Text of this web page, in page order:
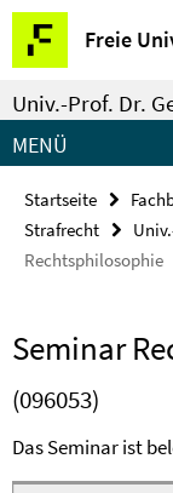
Springe
direkt
zu
Inhalt
Freie
Service-
Navigation
Univ.-Prof. Dr.
MENÜ
Startseite
Strafrecht
Rechtsphilosophie
Seminar
(096053)
Das Seminar ist